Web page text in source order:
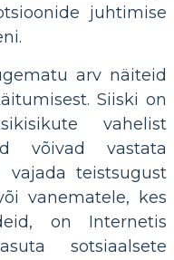
juhtimise
arv näiteid
Siiski on
vahelist
võivad vastata
vajada teistsugust
vanematele, kes
on Internetis
sotsiaalsete